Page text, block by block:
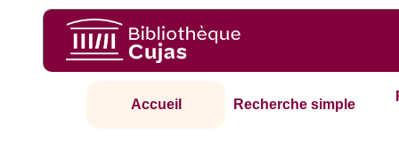
Accueil Recherche simple